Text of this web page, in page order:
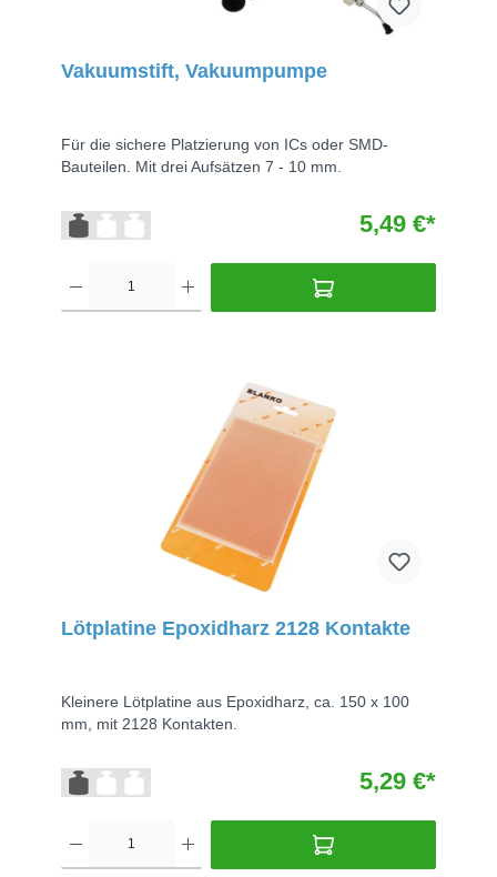
Vakuumstift, Vakuumpumpe
Für die sichere Platzierung von ICs oder SMD-
Bauteilen. Mit drei Aufsätzen 7 - 10 mm.
5,49 €*
Lötplatine Epoxidharz 2128 Kontakte
Kleinere Lötplatine aus Epoxidharz, ca. 150 x 100
mm, mit 2128 Kontakten.
5,29 €*